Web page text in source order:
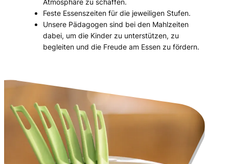
Atmosphäre zu schaffen.
Feste Essenszeiten für die jeweiligen Stufen.
Unsere Pädagogen sind bei den Mahlzeiten
dabei, um die Kinder zu unterstützen, zu
begleiten und die Freude am Essen zu fördern.